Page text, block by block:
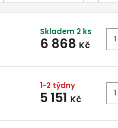
Skladem 2 ks
6 868 Kč
1-2 týdny
5 151 Kč